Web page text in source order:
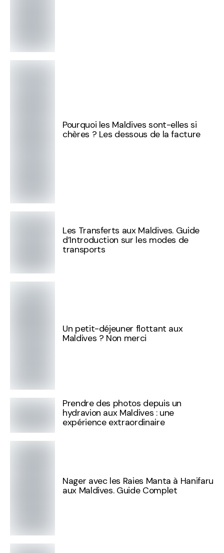
Pourquoi les Maldives sont-elles si
chères ? Les dessous de la facture
Les Transferts aux Maldives. Guide
d’Introduction sur les modes de
transports
Un petit-déjeuner flottant aux
Maldives ? Non merci
Prendre des photos depuis un
hydravion aux Maldives : une
expérience extraordinaire
Nager avec les Raies Manta à Hanifaru
aux Maldives. Guide Complet